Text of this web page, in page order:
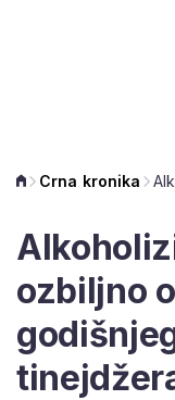
Crna kronika
ozbiljno